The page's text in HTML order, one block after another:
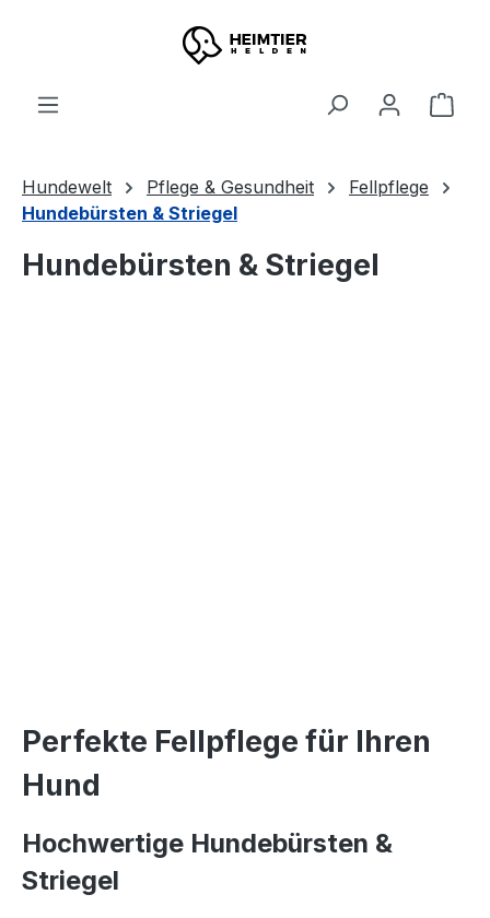
Zum Hauptinhalt springen
Hundewelt Pflege & Gesundheit
Fellpflege
Hundebürsten & Striegel
Hundebürsten & Striegel
Perfekte Fellpflege für Ihren
Hund
Hochwertige Hundebürsten &
Striegel